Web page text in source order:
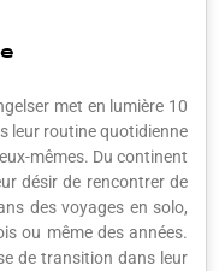
met en lumière 10
leur routine quotidienne
mêmes. Du continent
désir de rencontrer de
des voyages en solo,
ou même des années.
de transition dans leur